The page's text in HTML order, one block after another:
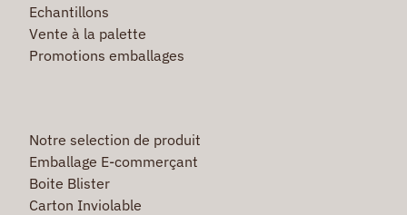
Echantillons
Vente à la palette
Promotions emballages
Notre selection de produit
Emballage E-commerçant
Boite Blister
Carton Inviolable